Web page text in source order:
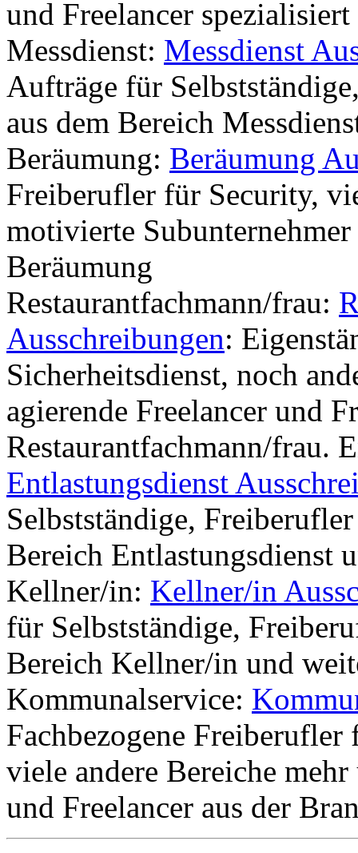
und Freelancer
Messdienst: Messdienst
Aufträge für
aus dem Bereich
Beräumung: Beräumung
Freiberufler für Security,
motivierte
Beräumung
Restaurantfachmann/frau:
Ausschreibungen:
Sicherheitsdienst, noch
agierende Freelancer und
Restaurantfachmann/frau.
Entlastungsdienst
Selbstständige,
Bereich Entlastungsdienst
Kellner/in: Kellner/in
für Selbstständige,
Bereich Kellner/in und
Kommunalservice:
Fachbezogene
viele andere Bereiche
und Freelancer aus der